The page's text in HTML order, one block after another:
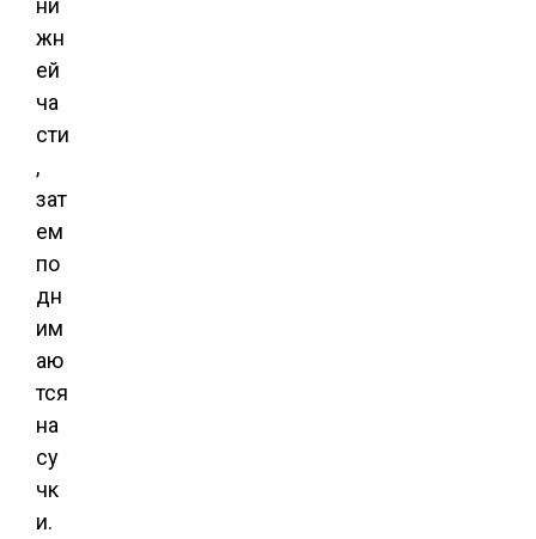
жн
ей
ча
сти
,
зат
ем
по
дн
им
аю
тся
на
су
чк
и.